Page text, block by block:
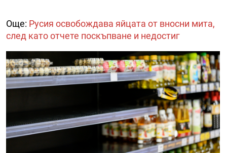
Още: Русия освобождава яйцата от вносни мита,
след като отчете поскъпване и недостиг